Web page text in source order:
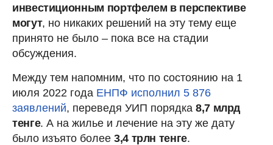
инвестиционным портфелем в перспективе
могут, но никаких решений на эту тему еще
принято не было – пока все на стадии
обсуждения.
Между тем напомним, что по состоянию на 1
июля 2022 года ЕНПФ исполнил 5 876
заявлений, переведя УИП порядка 8,7 млрд
тенге. А на жилье и лечение на эту же дату
было изъято более 3,4 трлн тенге.